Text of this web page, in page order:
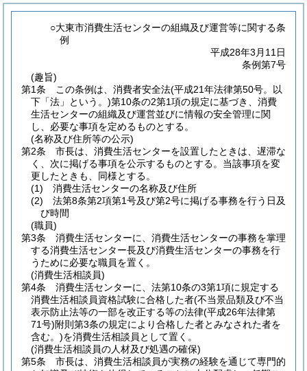
○大東市消費生活センターの組織及び運営等に関する条
例
平成28年3月11日
条例第7号
(趣旨)
第1条
この条例は、消費者安全法(平成21年法律第50号。以
下「法」という。)第10条の2第1項の規定に基づき、消費
生活センターの組織及び運営並びに情報の安全管理に関
し、必要な事項を定めるものとする。
(名称及び住所等の公示)
第2条
市長は、消費生活センターを設置したときは、遅滞な
く、次に掲げる事項を公示するものとする。 当該事項を変
更したときも、同様とする。
(1)
消費生活センターの名称及び住所
(2)
法第8条第2項第1号及び第2号に掲げる事務を行う日及
び時間
(職員)
第3条
消費生活センターに、消費生活センターの事務を掌理
する消費生活センター長及び消費生活センターの事務を行
うために必要な職員を置く。
(消費生活相談員)
第4条
消費生活センターに、法第10条の3第1項に規定する
消費生活相談員資格試験に合格した者(不当景品類及び不当
表示防止法等の一部を改正する等の法律(平成26年法律第
71号)附則第3条の規定により合格した者とみなされた者を
含む。)を消費生活相談員として置く。
(消費生活相談員の人材及び処遇の確保)
第5条
市長は、消費生活相談員が実務の経験を通じて専門的